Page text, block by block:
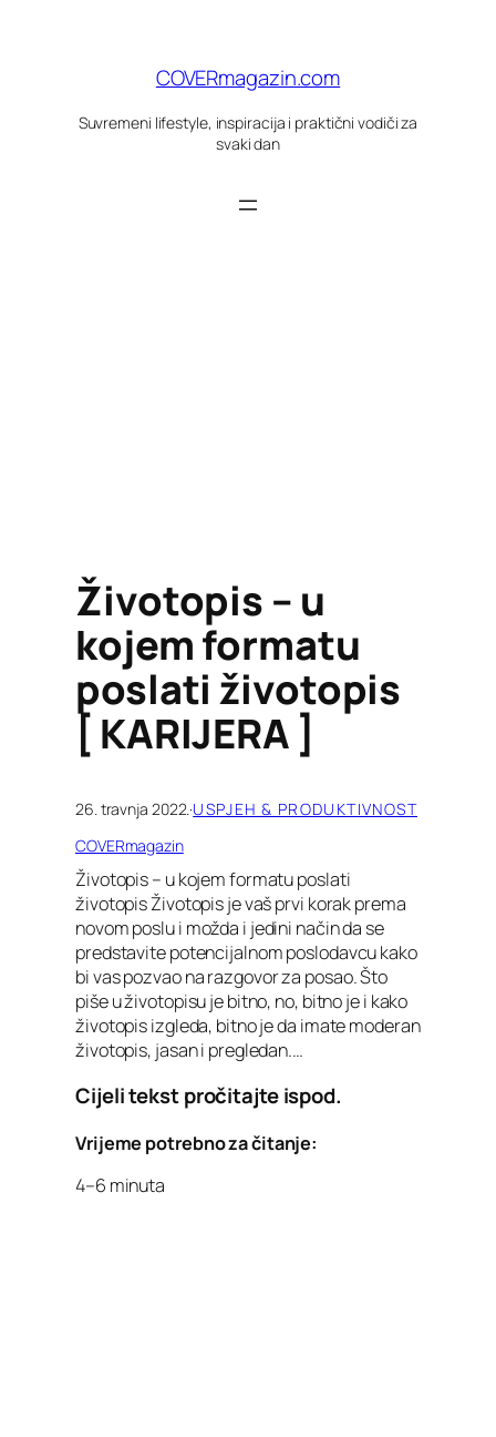
COVERmagazin.com
Suvremeni lifestyle, inspiracija i praktični vodiči za
svaki dan
Životopis – u
kojem formatu
poslati životopis
[ KARIJERA ]
26. travnja 2022.·USPJEH & PRODUKTIVNOST
COVERmagazin
Životopis – u kojem formatu poslati
životopis Životopis je vaš prvi korak prema
novom poslu i možda i jedini način da se
predstavite potencijalnom poslodavcu kako
bi vas pozvao na razgovor za posao. Što
piše u životopisu je bitno, no, bitno je i kako
životopis izgleda, bitno je da imate moderan
životopis, jasan i pregledan.…
Cijeli tekst pročitajte ispod.
Vrijeme potrebno za čitanje:
4–6 minuta